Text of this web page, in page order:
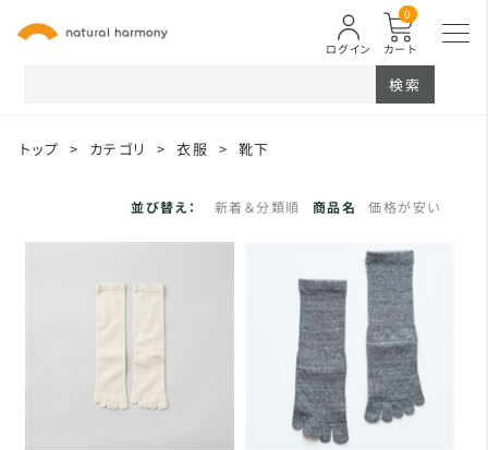
カート
0
ログイン
検索
トップ > カテゴリ > 衣服 > 靴下
並び替え： 新着＆分類順 商品名 価格が安い